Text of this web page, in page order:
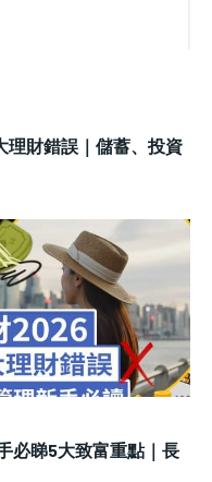
理財錯誤｜儲蓄、投資
必睇5大致富重點｜長